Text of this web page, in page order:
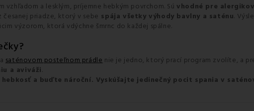
vzhľadom a lesklým, príjemne hebkým povrchom. Sú vhodné pre
česanej priadze, ktorý v sebe spája všetky výhody bavlny a saténu.
výzorom, ktorá vdýchne šmrnc do každej spálne.
saténovom posteľnom prádle nie je jedno, ktorý prací program zvolíte, a
a aviváži.
hebkosť a buďte nároční. Vyskúšajte jedinečný pocit spania v